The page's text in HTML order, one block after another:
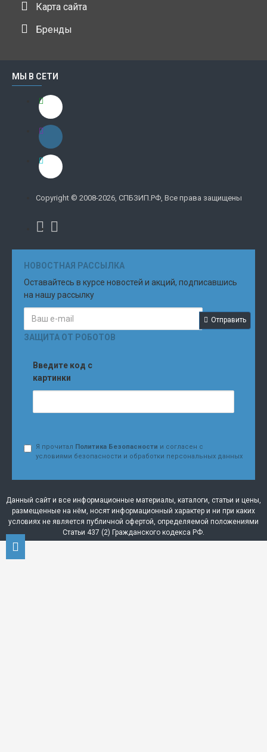
Карта сайта
Бренды
МЫ В СЕТИ
Copyright © 2008-2026, СПБЗИП.РФ, Все права защищены
НОВОСТНАЯ РАССЫЛКА
Оставайтесь в курсе новостей и акций, подписавшись
на нашу рассылку
Отправить
ЗАЩИТА ОТ РОБОТОВ
Введите код с
картинки
Я прочитал Политика Безопасности и согласен с
условиями безопасности и обработки персональных данных
Данный сайт и все информационные материалы, каталоги, статьи и цены,
размещенные на нём, носят информационный характер и ни при каких
условиях не является публичной офертой, определяемой положениями
Статьи 437 (2) Гражданского кодекса РФ.